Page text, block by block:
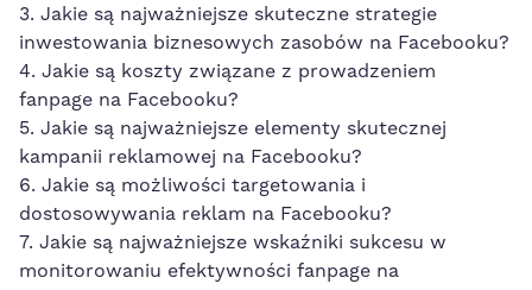
3. Jakie są najważniejsze skuteczne strategie
inwestowania⁢ biznesowych zasobów na Facebooku?
4. Jakie są koszty związane z prowadzeniem
fanpage na Facebooku?
5. Jakie są najważniejsze elementy skutecznej
kampanii reklamowej na Facebooku?
6.⁣ Jakie są ⁤możliwości targetowania i
dostosowywania reklam ⁣na Facebooku?
7. Jakie są najważniejsze wskaźniki sukcesu⁢ w
monitorowaniu efektywności fanpage na